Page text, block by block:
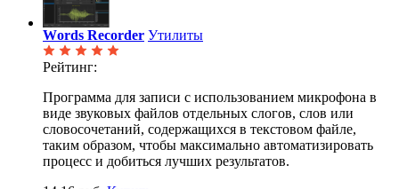
Wоrds Recorder Утилиты
Рейтинг:
Программа для записи с использованием микрофона в
виде звуковых файлов отдельных слогов, слов или
словосочетаний, содержащихся в текстовом файле,
таким образом, чтобы максимально автоматизировать
процесс и добиться лучших результатов.